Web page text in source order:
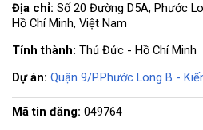
Địa chỉ: Số 20 Đường D5A, Phước
Hồ Chí Minh, Việt Nam
Tỉnh thành: Thủ Đức - Hồ Chí Minh
Dự án: Quận 9/P.Phước Long B -
Mã tin đăng: 049764